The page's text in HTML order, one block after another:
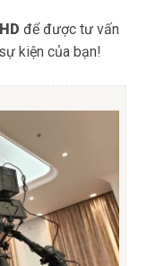
để được tư vấn
kiện của bạn!